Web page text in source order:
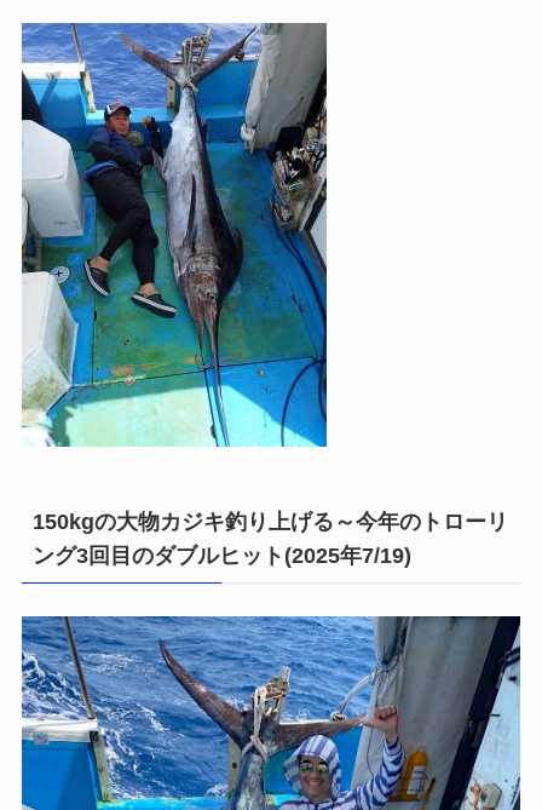
150kgの大物カジキ釣り上げる～今年のトローリ
ング3回目のダブルヒット(2025年7/19)